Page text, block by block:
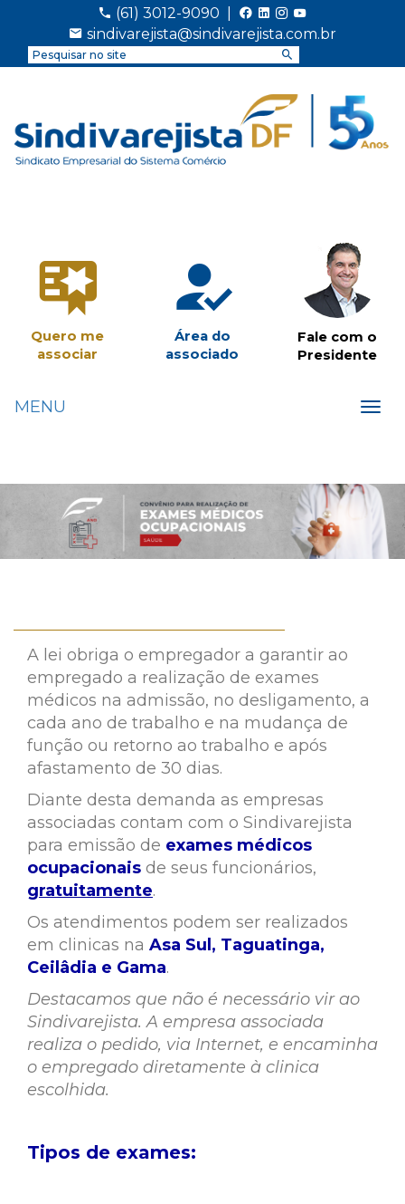
(61) 3012-9090
sindivarejista@sindivarejista.com.br
Quero me
associar
Área do
associado
Fale com o
Presidente
MENU
A lei obriga o empregador a garantir ao
empregado a realização de exames
médicos na admissão, no desligamento, a
cada ano de trabalho e na mudança de
função ou retorno ao trabalho e após
afastamento de 30 dias.
Diante desta demanda as empresas
associadas contam com o Sindivarejista
para emissão de exames médicos
ocupacionais de seus funcionários,
gratuitamente.
Os atendimentos podem ser realizados
em clinicas na Asa Sul, Taguatinga,
Ceilâdia e Gama.
Destacamos que não é necessário vir ao
Sindivarejista. A empresa associada
realiza o pedido, via Internet, e encaminha
o empregado diretamente à clinica
escolhida.
Tipos de exames: